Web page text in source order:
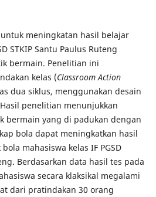
meningkatan hasil belajar
STKIP Santu Paulus Ruteng
bermain. Penelitian ini
kelas (Classroom Action
dua siklus, menggunakan desain
penelitian menunjukkan
bermain yang di padukan dengan
bola dapat meningkatkan hasil
mahasiswa kelas IF PGSD
Berdasarkan data hasil tes pada
secara klaksikal megalami
dari pratindakan 30 orang